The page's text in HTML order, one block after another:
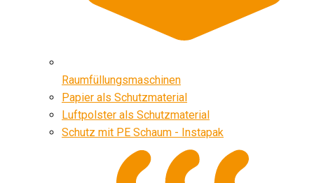
Raumfüllungsmaschinen
Papier als Schutzmaterial
Luftpolster als Schutzmaterial
Schutz mit PE Schaum - Instapak